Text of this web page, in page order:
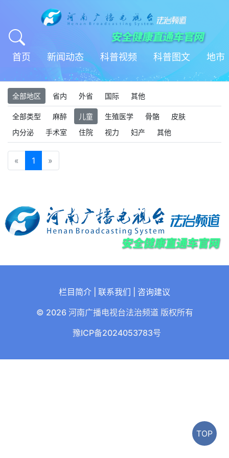
首页 新闻动态 科普视频 科普图文 地市
TOP
全部地区 省内 外省 国际 其他
全部类型 麻醉 儿童 生殖医学 骨骼
皮肤
内分泌
手术室 住院 视力 妇产 其他
« 1 »
栏目简介 联系我们
咨询建议
© 2026 河南广播电视台法治频道 版权所有
豫ICP备2024053783号